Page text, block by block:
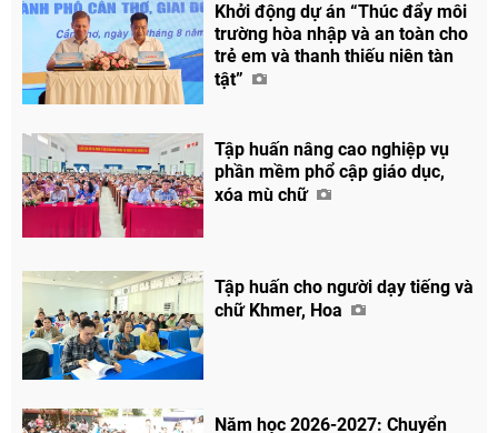
Khởi động dự án “Thúc đẩy môi
trường hòa nhập và an toàn cho
trẻ em và thanh thiếu niên tàn
tật”
Tập huấn nâng cao nghiệp vụ
phần mềm phổ cập giáo dục,
xóa mù chữ
Tập huấn cho người dạy tiếng và
chữ Khmer, Hoa
Năm học 2026-2027: Chuyển